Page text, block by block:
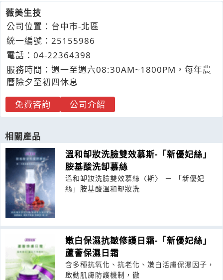
薇美生技
公司位置：台中市-北區
統一編號：25155986
電話： 04-22364398
服務時間：週一至週六08:30AM~1800PM，每年農
曆除夕至初四休息
免費咨詢
公司介紹
相關產品
溫和缷妝洗臉雙效慕斯-「新優妃絲」
胺基酸洗缷慕絲
溫和缷妝洗臉雙效慕絲〈斯〉 － 「新優妃
絲」胺基酸溫和缷妝洗
嫩白保濕抗皺修護日霜-「新優妃絲」
蘆薈保濕日霜
含多種抗氧化、抗老化、嫩白活膚保濕因子，
啟動肌膚防護機制，徹